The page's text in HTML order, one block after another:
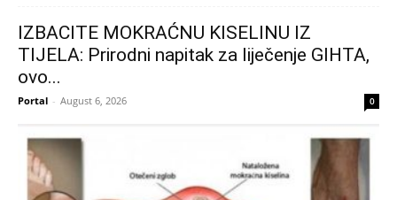
IZBACITE MOKRAĆNU KISELINU IZ
TIJELA: Prirodni napitak za liječenje GIHTA,
ovo...
Portal - August 6, 2026 0